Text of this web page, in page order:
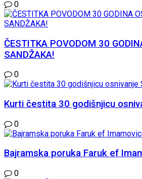
0
ČESTITKA POVODOM 30
SANDŽAKA!
0
Kurti čestita 30 godišnjicu
0
Bajramska poruka Faruk ef
0